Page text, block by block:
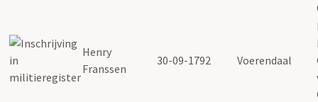
Henry
Franssen
30-09-1792 Voerendaal